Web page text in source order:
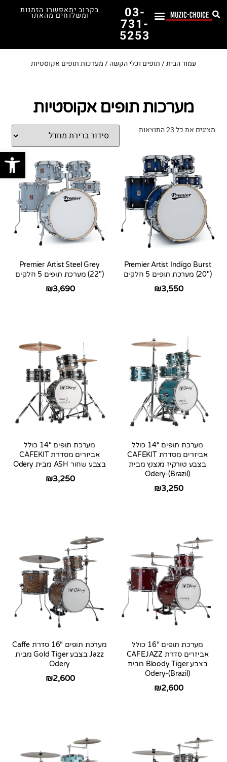
03-
731-
5253
בקרוב יתאפשרו הזמנות
ומשלוחים מהאתר
עמוד הבית/תופים וכלי הקשה/ מערכות תופים אקוסטיות
מערכות תופים אקוסטיות
מציגים את כל ⁦23⁩ התוצאות
Premier Artist Indigo Burst
(20″) מערכת תופים 5 חלקים
₪3,550
Premier Artist Steel Grey
(22″) מערכת תופים 5 חלקים
₪3,690
מערכת תופים “14 כולל
אביזרים מסדרת CAFEKIT
בצבע טורקיז מנצנץ מבית
Odery-(Brazil)
₪3,250
מערכת תופים “14 כולל
אביזרים מסדרת CAFEKIT
בצבע שחור ASH מבית Odery
₪3,250
מערכת תופים “16 כולל
אביזרים סדרת CAFEJAZZ
בצבע Bloody Tiger מבית
Odery-(Brazil)
₪2,600
מערכת תופים “16 סדרת Caffe
Jazz בצבע Gold Tiger מבית
Odery
₪2,600
פתח